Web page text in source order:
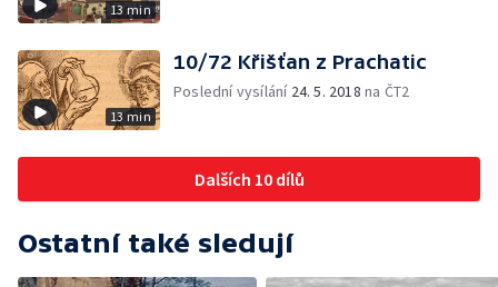
13 min
13 min
10/72 Křišťan z Prachatic
Poslední vysílání 24. 5. 2018 na ČT2
Dalších 10 dílů
Ostatní také sledují